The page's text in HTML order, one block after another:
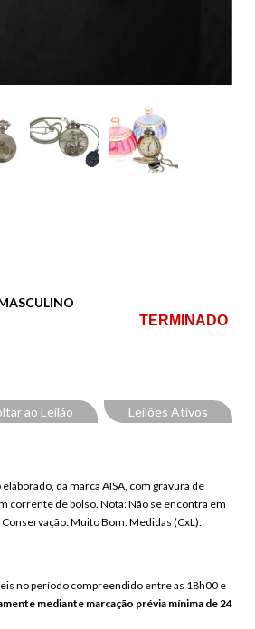
TERMINADO
ao Leilão Leilões Ativos
da marca AISA, com gravura de
corrente de bolso. Nota: Não se encontra em
Muito Bom. Medidas (CxL):
no período compreendido entre as 18h00 e
mediante marcação prévia mínima de 24